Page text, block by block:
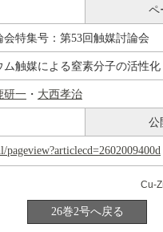
ペ
会特集号：第53回触媒討論会
ム触媒による窒素分子の活性化
研一 ・ 大西孝治
公
pageview?articlecd=2602009400d
26巻2号へ戻る